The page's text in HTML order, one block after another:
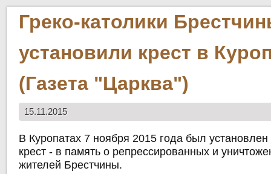
Греко-католики
установили крест в
(Газета "Царква")
15.11.2015
В Куропатах 7 ноября 2015 года был
крест - в память о репрессированных и
жителей Брестчины.